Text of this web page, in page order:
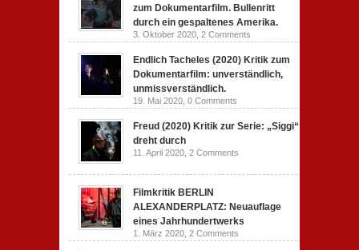
zum Dokumentarfilm. Bullenritt
durch ein gespaltenes Amerika.
3. Oktober 2020, 2 Comments
Endlich Tacheles (2020) Kritik zum
Dokumentarfilm: unverständlich,
unmissverständlich.
19. Mai 2020, 0 Comments
Freud (2020) Kritik zur Serie: „Siggi“
dreht durch
11. April 2020, 2 Comments
Filmkritik BERLIN
ALEXANDERPLATZ: Neuauflage
eines Jahrhundertwerks
1. März 2020, 2 Comments